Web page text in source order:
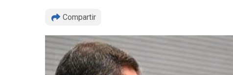
Compartir